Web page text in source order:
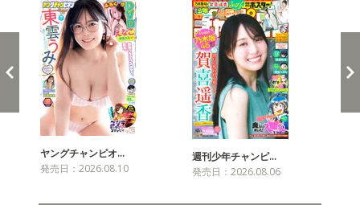
ヤングチャンピオ…
発売日：2026.08.10
週刊少年チャンピ…
発売日：2026.08.06